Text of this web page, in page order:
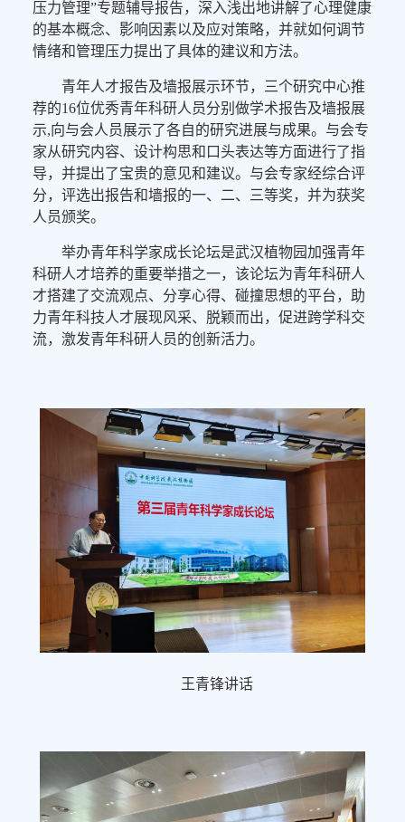
压力管理”专题辅导报告，深入浅出地讲解了心理健康
的基本概念、影响因素以及应对策略，并就如何调节
情绪和管理压力提出了具体的建议和方法。
青年人才报告及墙报展示环节，三个研究中心推
荐的16位优秀青年科研人员分别做学术报告及墙报展
示,向与会人员展示了各自的研究进展与成果。与会专
家从研究内容、设计构思和口头表达等方面进行了指
导，并提出了宝贵的意见和建议。与会专家经综合评
分，评选出报告和墙报的一、二、三等奖，并为获奖
人员颁奖。
举办青年科学家成长论坛是武汉植物园加强青年
科研人才培养的重要举措之一，该论坛为青年科研人
才搭建了交流观点、分享心得、碰撞思想的平台，助
力青年科技人才展现风采、脱颖而出，促进跨学科交
流，激发青年科研人员的创新活力。
王青锋讲话